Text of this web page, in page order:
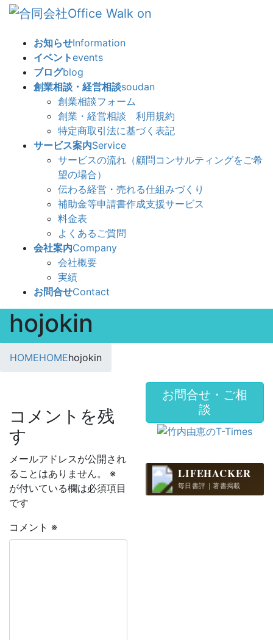
お知らせInformation
イベントevents
ブログblog
創業相談・経営相談soudan
創業相談フォーム
創業・経営相談 利用規約
特定商取引法に基づく表記
サービス案内Service
サービスの流れ（顧問コンサルティングをご希
望の場合）
伝わる経営・売れる仕組みづくり
補助金等申請書作成支援サービス
料金表
よくあるご質問
会社案内Company
会社概要
実績
お問合せContact
hojokin
HOMEHOMEhojokin
コメントを残
す
メールアドレスが公開され
ることはありません。
※
が付いている欄は必須項目
です
コメント ※
お問合せ・ご相
談
LIFEHACKER
毎日書評｜著書掲載